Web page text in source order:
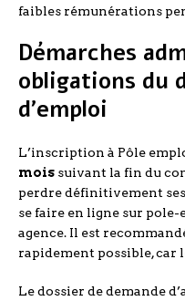
faibles rémunérations
Démarches
obligations du
d’emploi
L’inscription à Pôle
mois suivant la fin du
perdre définitivement
se faire en ligne sur
agence. Il est
rapidement possible, car
Le dossier de demande